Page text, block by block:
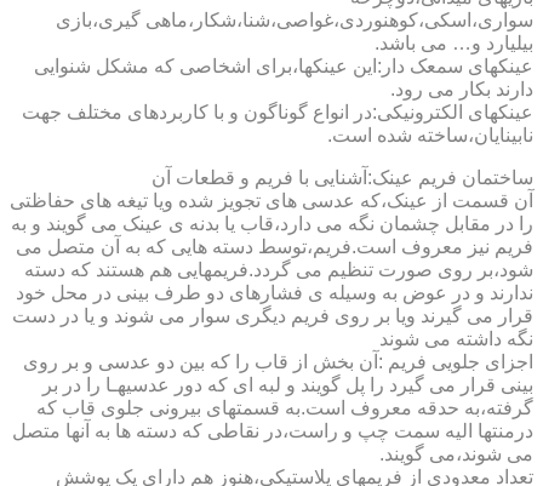
سواری،اسکی،کوهنوردی،غواصی،شنا،شکار،ماهی گیری،بازی
بیلیارد و… می باشد.
عینکهای سمعک دار:این عینکها،برای اشخاصی که مشکل شنوایی
دارند بکار می رود.
عینکهای الکترونیکی:در انواع گوناگون و با کاربردهای مختلف جهت
نابینایان،ساخته شده است.
ساختمان فریم عینک:آشنایی با فریم و قطعات آن
آن قسمت از عینک،که عدسی های تجویز شده ویا تیغه های حفاظتی
را در مقابل چشمان نگه می دارد،قاب یا بدنه ی عینک می گویند و به
فریم نیز معروف است.فریم،توسط دسته هایی که به آن متصل می
شود،بر روی صورت تنظیم می گردد.فریمهایی هم هستند که دسته
ندارند و در عوض به وسیله ی فشارهای دو طرف بینی در محل خود
قرار می گیرند ویا بر روی فریم دیگری سوار می شوند و یا در دست
نگه داشته می شوند
اجزای جلویی فریم :آن بخش از قاب را که بین دو عدسی و بر روی
بینی قرار می گیرد را پل گویند و لبه ای که دور عدسیهـا را در بر
گرفته،به حدقه معروف است.به قسمتهای بیرونی جلوی قاب که
درمنتها الیه سمت چپ و راست،در نقاطی که دسته ها به آنها متصل
می شوند،می گویند.
تعداد معدودی از فریمهای پلاستیکی،هنوز هم دارای یک پوشش